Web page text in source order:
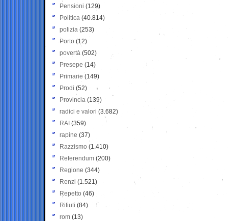
Pensioni (129)
Politica (40.814)
polizia (253)
Porto (12)
povertà (502)
Presepe (14)
Primarie (149)
Prodi (52)
Provincia (139)
radici e valori (3.682)
RAI (359)
rapine (37)
Razzismo (1.410)
Referendum (200)
Regione (344)
Renzi (1.521)
Repetto (46)
Rifiuti (84)
rom (13)